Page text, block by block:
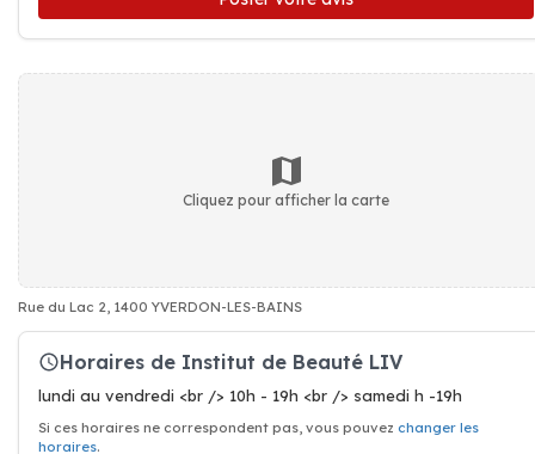
Cliquez pour afficher la carte
Rue du Lac 2, 1400 YVERDON-LES-BAINS
Horaires de Institut de Beauté LIV
lundi au vendredi <br /> 10h - 19h <br /> samedi h -19h
Si ces horaires ne correspondent pas, vous pouvez changer les
horaires.